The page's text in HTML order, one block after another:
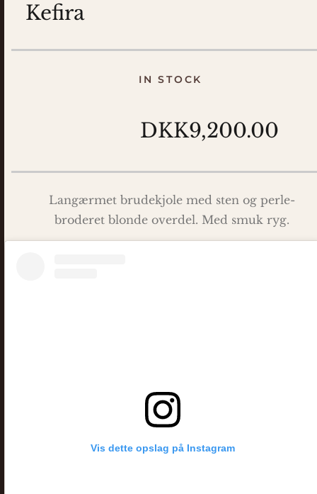
Kefira
IN STOCK
DKK9,200.00
Langærmet brudekjole med sten og perle-
broderet blonde overdel. Med smuk ryg.
Vis dette opslag på Instagram